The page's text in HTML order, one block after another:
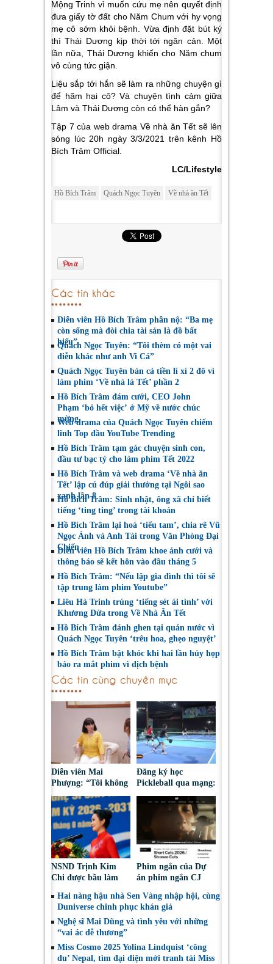
Mộng Trinh vì muốn cứu mẹ nên quyết định
đưa giấy tờ đất cho Năm Chum với hy vọng
mẹ cô sớm khỏi bệnh. Vừa định đặt bút ký
thì Thái Dương kịp thời tới ngăn cản. Một
lần nữa, Thái Dương khiến cho Năm chum
vô cùng tức giận.
Liệu sắp tới hắn sẽ làm ra những chuyện gì
để hãm hại cô? Và chuyện tình cảm giữa
Lâm và Thái Dương còn có thể hàn gắn?
Tập 7 của web drama Về nhà ăn Tết sẽ lên
sóng lúc 20h ngày 3/3/2021 trên kênh Hồ
Bích Trâm Official.
LC/Lifestyle
Hồ Bích Trâm Quách Ngọc Tuyên Về nhà ăn Tết
Các tin khác
Diễn viên Hồ Bích Trâm phẫn nộ: “Ba mẹ
còn sống mà đòi chia tài sản là đồ bất
hiếu”
Quách Ngọc Tuyên: “Tôi thèm có một vai
diễn khác như anh Vi Cá”
Quách Ngọc Tuyên bán cả tiền lì xì 2 đô vì
làm phim ‘Về nhà là Tết’ phần 2
Hồ Bích Trâm đám cưới, CEO John
Phạm ‘bỏ hết việc’ ở Mỹ về nước chúc
mừng
Web drama của Quách Ngọc Tuyên chiếm
lĩnh Top đầu YouTube Trending
Hồ Bích Trâm tạm gác chuyện sinh con,
đầu tư bạc tỷ cho làm phim Tết 2022
Hồ Bích Trâm và web drama ‘Về nhà ăn
Tết’ lập cú đúp giải thưởng tại Ngôi sao
xanh lần 8
Hồ Bích Trâm: Sinh nhật, ông xã chỉ biết
tiếng ‘ting ting’ trong tài khoản
Hồ Bích Trâm lại hoá ‘tiểu tam’, chia rẽ Vũ
Ngọc Ánh và Anh Tài trong Văn Phòng Đại
Chiến
Diễn viên Hồ Bích Trâm khoe ảnh cưới và
thông báo sẽ kết hôn vào đầu tháng 5
Hồ Bích Trâm: “Nếu lập gia đình thì tôi sẽ
tập trung làm phim Youtube”
Liêu Hà Trinh trúng ‘tiếng sét ái tình’ với
Khương Dừa trong Về Nhà Ăn Tết
Hồ Bích Trâm đánh ghen tại quán nước vì
Quách Ngọc Tuyên ‘trêu hoa, ghẹo nguyệt’
Hồ Bích Trâm bật khóc khi hai lần hủy họp
báo ra mắt phim vì dịch bệnh
Các tin cùng chuyên mục
Diễn viên Mai
Phượng: “Tôi không
những gì mình đã
chọn”
Đăng ký học
Pickleball qua mạng:
đoạt tài sản
NSND Trịnh Kim
Chi được bầu làm
Nghệ sĩ Sân khấu
Việt Nam
Phim ngắn của Dự
án phim ngắn CJ
tại LHP quốc tế
Toronto 2026
Hai nàng hậu nhà Sen Vàng nhập hội, cùng
Duniverse chinh phục khán giả
Nghệ sĩ Mai Dũng và tình yêu với những
“vai ác dễ thương”
Miss Cosmo 2025 Yolina Lindquist ‘công
du’ Nepal, tìm đại diện mới tranh tài Miss